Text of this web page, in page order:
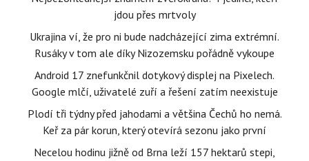
jdou přes mrtvoly
Ukrajina ví, že pro ni bude nadcházející zima extrémní.
Rusáky v tom ale díky Nizozemsku pořádně vykoupe
Android 17 znefunkčnil dotykový displej na Pixelech.
Google mlčí, uživatelé zuří a řešení zatím neexistuje
Plodí tři týdny před jahodami a většina Čechů ho nemá.
Keř za pár korun, který otevírá sezonu jako první
Necelou hodinu jižně od Brna leží 157 hektarů stepi,